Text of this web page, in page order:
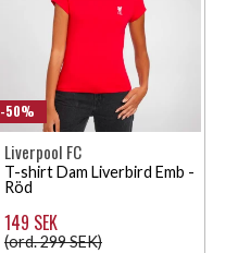
-50%
Liverpool FC
T-shirt Dam Liverbird Emb -
Röd
149 SEK
(ord. 299 SEK)